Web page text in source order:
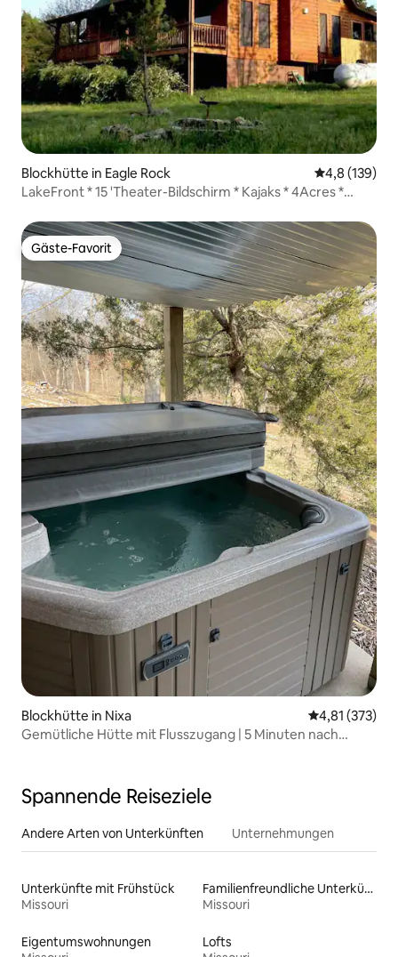
Blockhütte in Eagle Rock
4,8 (139)
LakeFront * 15 'Theater-Bildschirm * Kajaks * 4Acres *
Gäste-Favorit
Gäste-Favorit
Blockhütte in Nixa
4,81 (373)
Gemütliche Hütte mit Flusszugang | 5 Minuten nach
Spannende Reiseziele
Andere Arten von Unterkünften Unternehmungen
Unterkünfte mit Frühstück
Missouri
Familienfreundliche Unterkünfte
Missouri
Eigentumswohnungen
Lofts